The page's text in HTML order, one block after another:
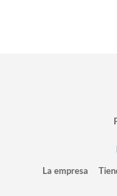
La empresa